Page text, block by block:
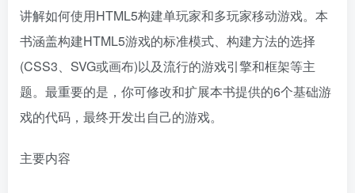
讲解如何使用HTML5构建单玩家和多玩家移动游戏。本
书涵盖构建HTML5游戏的标准模式、构建方法的选择
(CSS3、SVG或画布)以及流行的游戏引擎和框架等主
题。最重要的是，你可修改和扩展本书提供的6个基础游
戏的代码，最终开发出自己的游戏。
主要内容